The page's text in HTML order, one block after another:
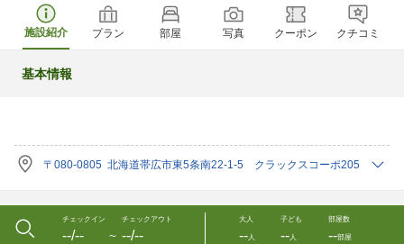
施設紹介 プラン 部屋 写真 クーポン クチコミ
基本情報
〒080-0805 北海道帯広市東5条南22-1-5 クラックスコーポ205
チェックイン
--/-- 〜
チェックアウト
--/--
大人
--人
子ども
--人
部屋数
--部屋